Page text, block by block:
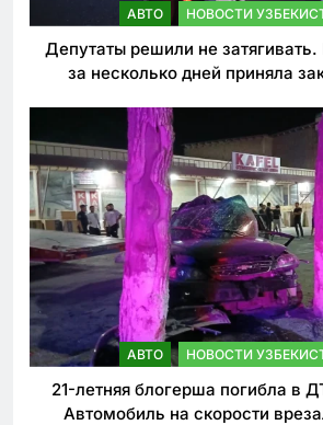
АВТО НОВОСТИ
Депутаты решили не
за несколько дней приняла
АВТО НОВОСТИ
21-летняя блогерша погибла в
Автомобиль на скорости